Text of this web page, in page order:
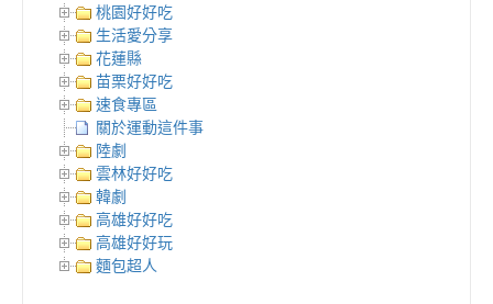
桃園好好吃
生活愛分享
花蓮縣
苗栗好好吃
速食專區
關於運動這件事
陸劇
雲林好好吃
韓劇
高雄好好吃
高雄好好玩
麵包超人